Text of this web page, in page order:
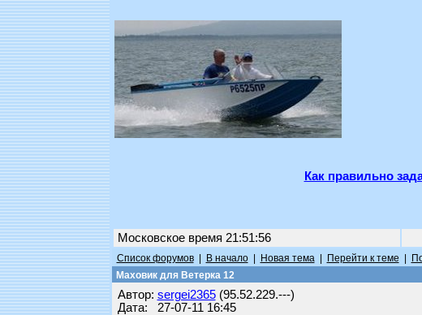
Как правильно
Московское время 21:51:56
Список форумов| В начало| Новая тема| Перейти к теме
Маховик для Ветерка 12
Автор: sergei2365(95.52.229.---)
Дата: 27-07-11 16:45